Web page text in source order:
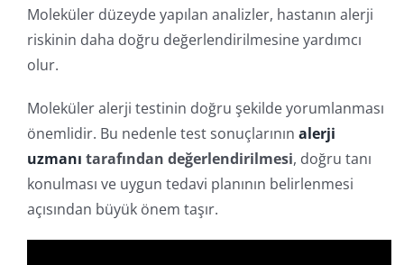
Moleküler düzeyde yapılan analizler, hastanın alerji
riskinin daha doğru değerlendirilmesine yardımcı
olur.
Moleküler alerji testinin doğru şekilde yorumlanması
önemlidir. Bu nedenle test sonuçlarının alerji
uzmanı tarafından değerlendirilmesi, doğru tanı
konulması ve uygun tedavi planının belirlenmesi
açısından büyük önem taşır.